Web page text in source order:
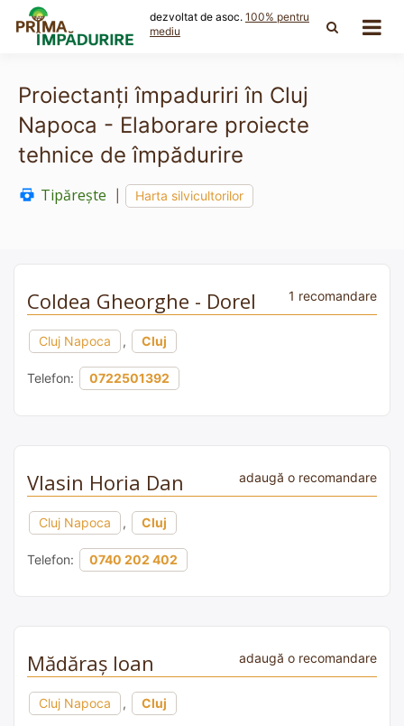
content
dezvoltat de asoc. 100% pentru
mediu
Proiectanți împaduriri în Cluj
Napoca - Elaborare proiecte
tehnice de împădurire
Tipărește Harta silvicultorilor
Coldea Gheorghe - Dorel 1 recomandare
Cluj Napoca , Cluj
Telefon: 0722501392
Vlasin Horia Dan adaugă o recomandare
Cluj Napoca , Cluj
Telefon: 0740 202 402
Mădăraș Ioan adaugă o recomandare
Cluj Napoca , Cluj